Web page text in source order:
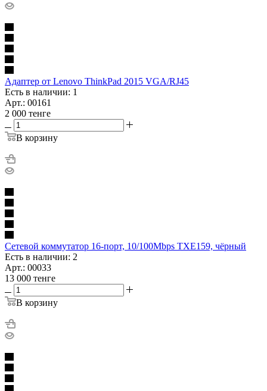
Адаптер от Lenovo ThinkPad 2015 VGA/RJ45
Есть в наличии: 1
Арт.: 00161
2 000 тенге
В корзину
Сетевой коммутатор 16-порт, 10/100Mbps TXE159, чёрный
Есть в наличии: 2
Арт.: 00033
13 000 тенге
В корзину